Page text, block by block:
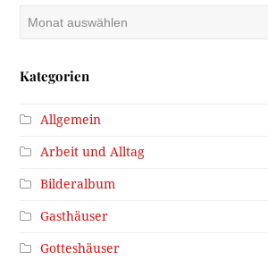
Kategorien
Allgemein
Arbeit und Alltag
Bilderalbum
Gasthäuser
Gotteshäuser